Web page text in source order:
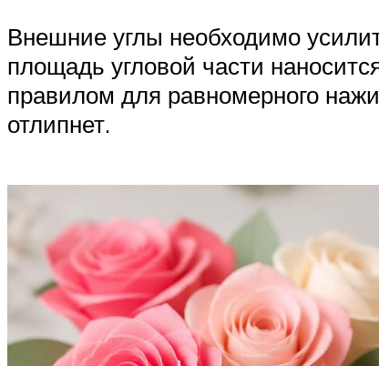
Внешние углы необходимо
площадь угловой части
правилом для равномерного
отлипнет.